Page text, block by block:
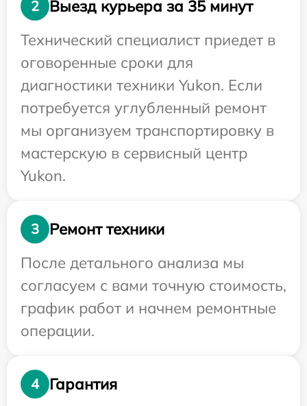
2
Выезд курьера за 35 минут
Технический специалист приедет в
оговоренные сроки для
диагностики техники Yukon. Если
потребуется углубленный ремонт
мы организуем транспортировку в
мастерскую в сервисный центр
Yukon.
3
Ремонт техники
После детального анализа мы
согласуем с вами точную стоимость,
график работ и начнем ремонтные
операции.
4
Гарантия